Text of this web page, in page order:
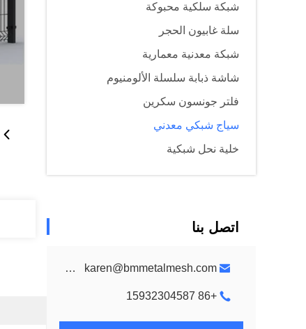
شبكة سلكية محبوكة
سلة غابيون الحجر
شبكة معدنية معمارية
شاشة ذبابة سلسلة الألومنيوم
فلتر جونسون سكرين
سياج شبكي معدني
خلية نحل شبكية
اتصل بنا
metalmeshes@gmail.com karen@bmmetalmesh.com
+86 15932304587